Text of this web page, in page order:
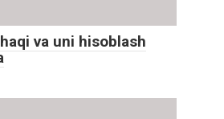
va uni hisoblash